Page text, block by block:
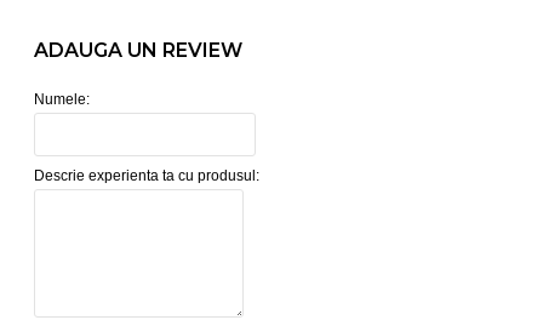
ADAUGA UN REVIEW
Numele:
Descrie experienta ta cu produsul: